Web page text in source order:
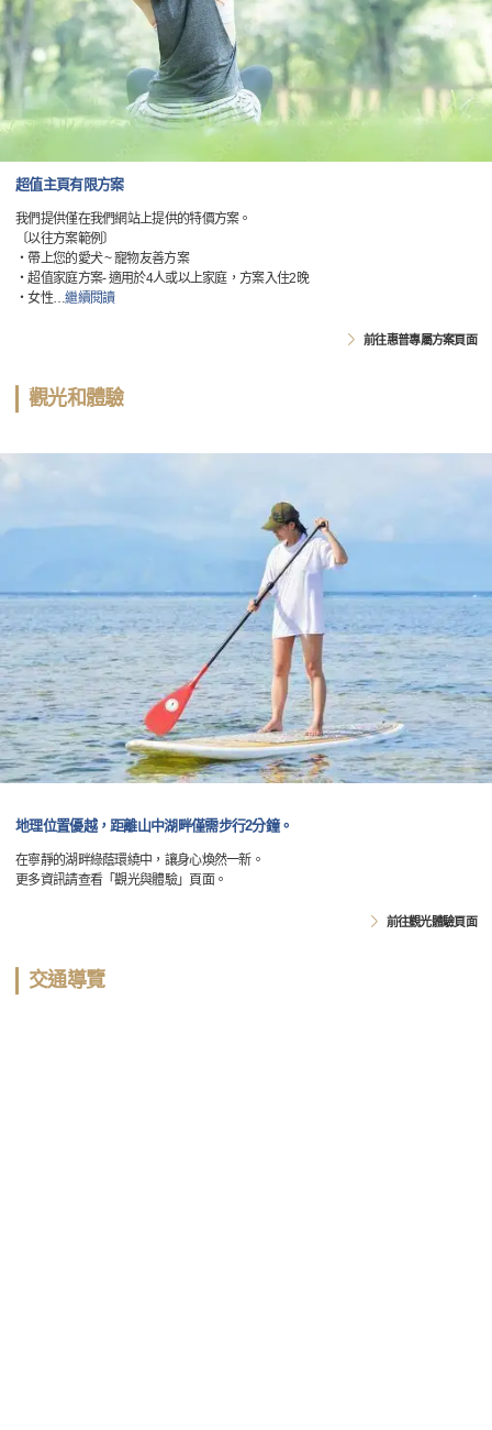
超值主頁有限方案
我們提供僅在我們網站上提供的特價方案。
〔以往方案範例〕
・帶上您的愛犬 ~ 寵物友善方案
・超值家庭方案- 適用於4人或以上家庭，方案入住2晚
・女性…繼續閱讀
前往惠普專屬方案頁面
觀光和體驗
地理位置優越，距離山中湖畔僅需步行2分鐘。
在寧靜的湖畔綠蔭環繞中，讓身心煥然一新。
更多資訊請查看「觀光與體驗」頁面。
前往觀光體驗頁面
交通導覽